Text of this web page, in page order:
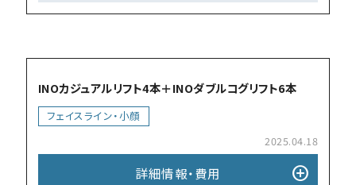
INOカジュアルリフト4本＋INOダブルコグリフト6本
フェイスライン・小顔
2025.04.18
詳細情報・費⽤ add_circle